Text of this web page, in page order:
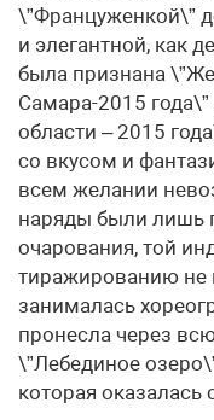
\”Француженкой\”
и элегантной, как
была признана
Самара-2015
области – 2015
со вкусом и
всем желании
наряды были лишь
очарования, той
тиражированию не
занималась
пронесла через
\”Лебединое
которая